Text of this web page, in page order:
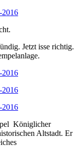
Jetzt isse richtig.
Königlicher
Altstadt. Er